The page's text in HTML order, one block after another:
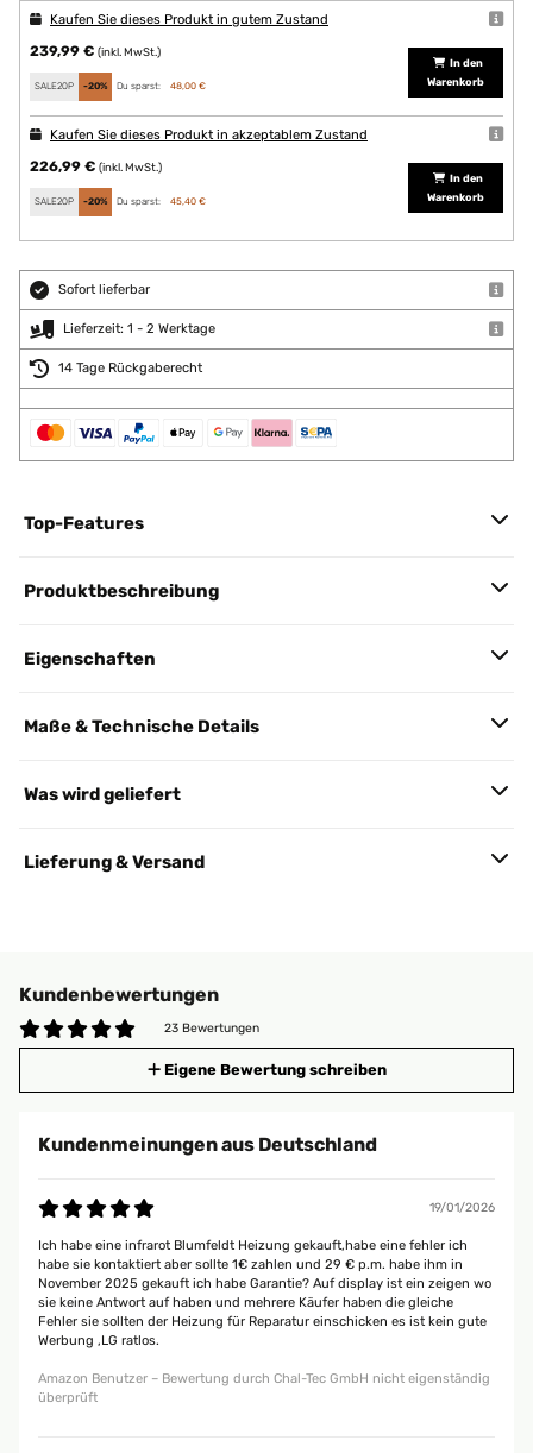
Kaufen Sie dieses Produkt in gutem Zustand
239,99 € (inkl. MwSt.)
SALE20P -20% Du sparst: 48,00 €
In den
Warenkorb
Kaufen Sie dieses Produkt in akzeptablem Zustand
226,99 € (inkl. MwSt.)
SALE20P -20% Du sparst: 45,40 €
In den
Warenkorb
Sofort lieferbar
Lieferzeit: 1 - 2 Werktage
14 Tage Rückgaberecht
Top-Features
Produktbeschreibung
Eigenschaften
Maße & Technische Details
Was wird geliefert
Lieferung & Versand
Kundenbewertungen
23 Bewertungen
Eigene Bewertung schreiben
Kundenmeinungen aus Deutschland
19/01/2026
Ich habe eine infrarot Blumfeldt Heizung gekauft,habe eine fehler ich
habe sie kontaktiert aber sollte 1€ zahlen und 29 € p.m. habe ihm in
November 2025 gekauft ich habe Garantie? Auf display ist ein zeigen wo
sie keine Antwort auf haben und mehrere Käufer haben die gleiche
Fehler sie sollten der Heizung für Reparatur einschicken es ist kein gute
Werbung ,LG ratlos.
Amazon Benutzer – Bewertung durch Chal-Tec GmbH nicht eigenständig
überprüft